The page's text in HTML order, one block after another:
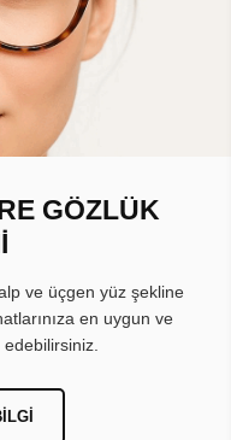
GÖZLÜK
ve üçgen yüz şekline
en uygun ve